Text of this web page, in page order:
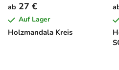
Holzmandala Kreis
ab 27 €
Auf Lager